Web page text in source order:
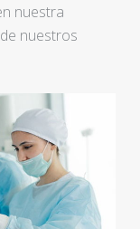
nuestra
nuestros